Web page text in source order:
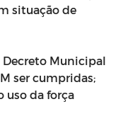
situação de
Municipal
ser cumpridas;
uso da força